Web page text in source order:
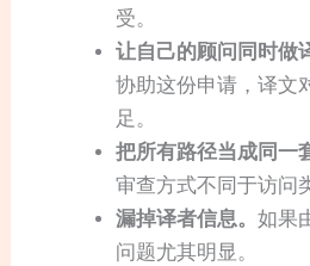
受。
让自己的顾问同时做
协助这份申请，译文
足。
把所有路径当成同一
审查方式不同于访问
漏掉译者信息。如果
问题尤其明显。